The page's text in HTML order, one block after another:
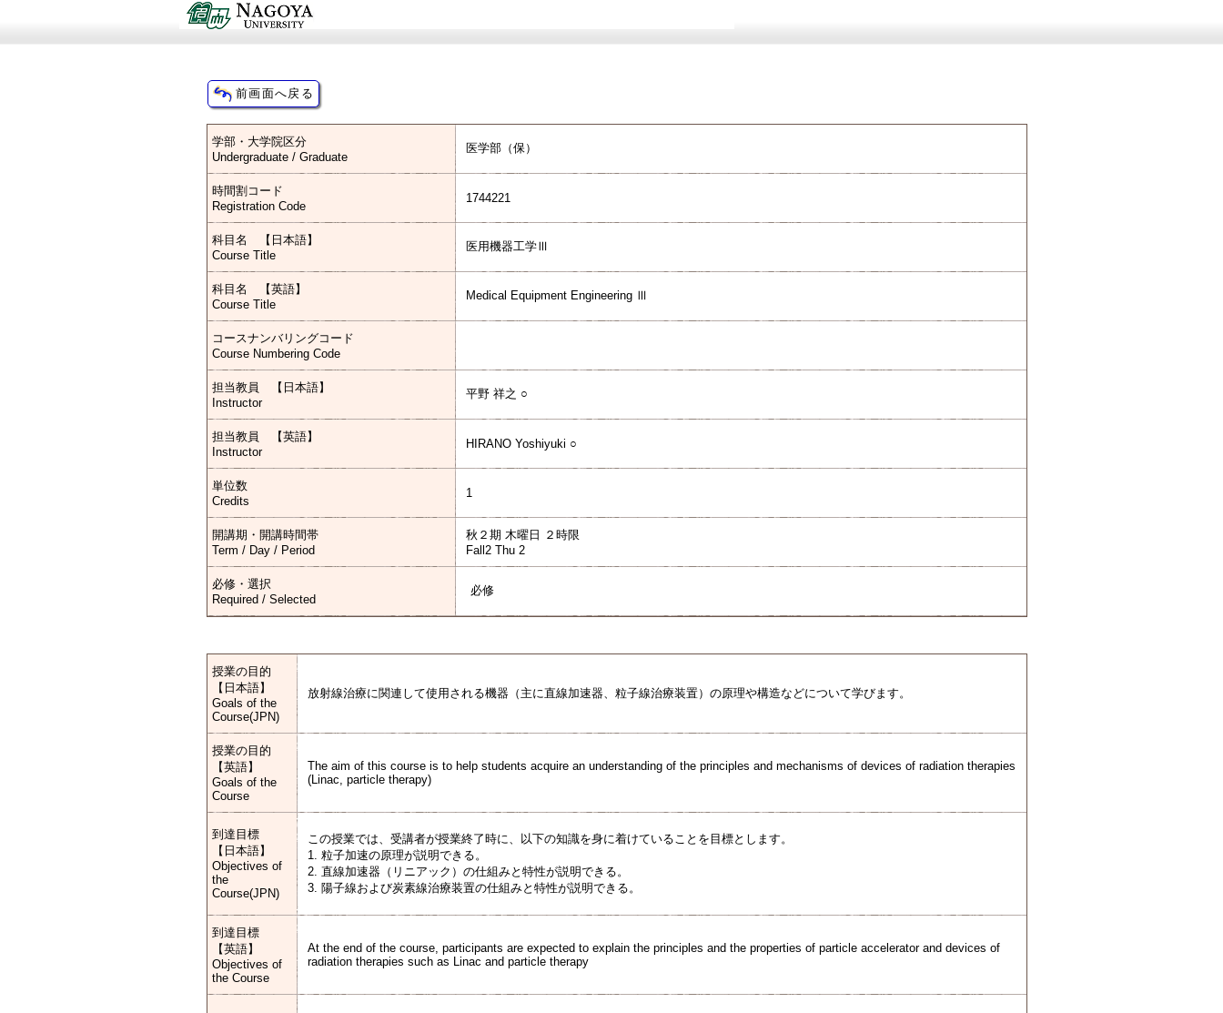
学部・大学院区分
Undergraduate / Graduate
医学部（保）
時間割コード
Registration Code
1744221
科目名 【日本語】
Course Title
医用機器工学Ⅲ
科目名 【英語】
Course Title
Medical Equipment Engineering Ⅲ
コースナンバリングコード
Course Numbering Code
担当教員 【日本語】
Instructor
平野 祥之 ○
担当教員 【英語】
Instructor
HIRANO Yoshiyuki ○
単位数
Credits
1
開講期・開講時間帯
Term / Day / Period
秋２期 木曜日 ２時限
Fall2 Thu 2
必修・選択
Required / Selected
必修
授業の目的
【日本語】
Goals of the
Course(JPN)
放射線治療に関連して使用される機器（主に直線加速器、粒子線治療装置）の原理や構造などについて学びます。
授業の目的
【英語】
Goals of the
Course
The aim of this course is to help students acquire an understanding of the principles and mechanisms of devices of radiation therapies
(Linac, particle therapy)
到達目標
【日本語】
Objectives of
the
Course(JPN)
この授業では、受講者が授業終了時に、以下の知識を身に着けていることを目標とします。
1. 粒子加速の原理が説明できる。
2. 直線加速器（リニアック）の仕組みと特性が説明できる。
3. 陽子線および炭素線治療装置の仕組みと特性が説明できる。
到達目標
【英語】
Objectives of
the Course
At the end of the course, participants are expected to explain the principles and the properties of particle accelerator and devices of
radiation therapies such as Linac and particle therapy